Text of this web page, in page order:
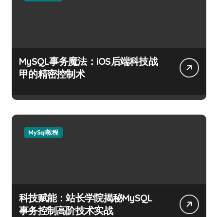
MySQL事务魔法：iOS后端科技战
甲的精密控制术
MySql教程
科技赋能：站长学院揭秘MySQL
事务控制高阶技术实战